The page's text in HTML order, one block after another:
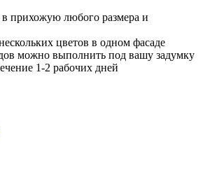
прихожую любого размера и
цветов в одном фасаде
можно выполнить под вашу задумку
1-2 рабочих дней